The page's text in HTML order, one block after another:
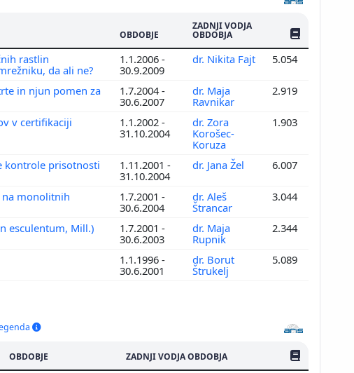
OBDOBJE
ZADNJI VODJA
OBDOBJA ŠTEV.
rastlin
da ali ne?
1.1.2006 -
30.9.2009
dr. Nikita Fajt 5.054
in njun pomen za
1.7.2004 -
30.6.2007
dr. Maja
Ravnikar
2.919
v certifikaciji
1.1.2002 -
31.10.2004
dr. Zora
Korošec-
Koruza
1.903
kontrole prisotnosti
1.11.2001 -
31.10.2004
dr. Jana Žel 6.007
na monolitnih
1.7.2001 -
30.6.2004
dr. Aleš
Štrancar
3.044
esculentum, Mill.)
1.7.2001 -
30.6.2003
dr. Maja
Rupnik
2.344
1.1.1996 -
30.6.2001
dr. Borut
Štrukelj
5.089
OBDOBJE ZADNJI VODJA OBDOBJA ŠTEV.